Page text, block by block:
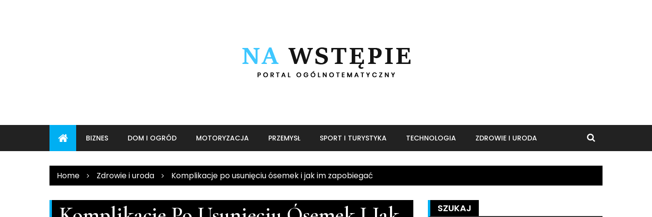
BIZNES DOM I OGRÓD MOTORYZACJA PRZEMYSŁ SPORT I TURYSTYKA TECHNOLOGIA ZDROWIE I URODA
Home Zdrowie i uroda Komplikacje po usunięciu ósemek i jak im zapobiegać
SZUKAJ